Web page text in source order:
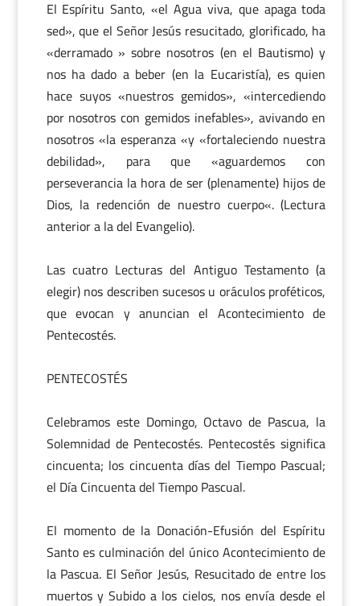
El Espíritu Santo, «el Agua viva, que apaga toda
sed», que el Señor Jesús resucitado, glorificado, ha
«derramado » sobre nosotros (en el Bautismo) y
nos ha dado a beber (en la Eucaristía), es quien
hace suyos «nuestros gemidos», «intercediendo
por nosotros con gemidos inefables», avivando en
nosotros «la esperanza «y «fortaleciendo nuestra
debilidad», para que «aguardemos con
perseverancia la hora de ser (plenamente) hijos de
Dios, la redención de nuestro cuerpo«. (Lectura
anterior a la del Evangelio).
Las cuatro Lecturas del Antiguo Testamento (a
elegir) nos describen sucesos u oráculos proféticos,
que evocan y anuncian el Acontecimiento de
Pentecostés.
PENTECOSTÉS
Celebramos este Domingo, Octavo de Pascua, la
Solemnidad de Pentecostés. Pentecostés significa
cincuenta; los cincuenta días del Tiempo Pascual;
el Día Cincuenta del Tiempo Pascual.
El momento de la Donación-Efusión del Espíritu
Santo es culminación del único Acontecimiento de
la Pascua. El Señor Jesús, Resucitado de entre los
muertos y Subido a los cielos, nos envía desde el